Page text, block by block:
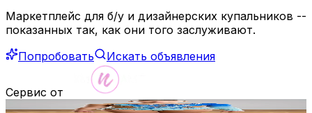
Маркетплейс для б/у и дизайнерских купальников --
показанных так, как они того заслуживают.
Попробовать
Искать объявления
Сервис от